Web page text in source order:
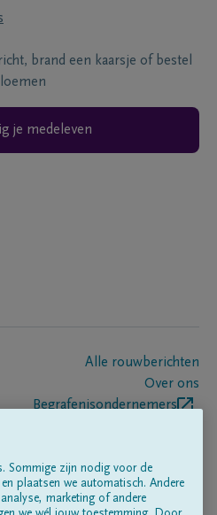
brand een kaarsje of bestel
je medeleven
Alle rouwberichten
Over ons
Begrafenisondernemers
Sommige zijn nodig voor de
plaatsen we automatisch. Andere
marketing of andere